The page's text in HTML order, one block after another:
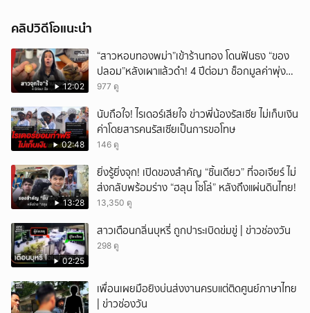
คลิปวิดีโอแนะนำ
12:02
“สาวหอบทองพม่า”เข้าร้านทอง โดนฟันธง “ของ
ปลอม”หลังเผาแล้วดำ! 4 ปีต่อมา ช็อกมูลค่าพุ่ง
มหาศาล!
977 ดู
02:48
นับถือใจ! ไรเดอร์เสียใจ ข่าวพี่น้องรัสเซีย ไม่เก็บเงิน
ค่าโดยสารคนรัสเซียเป็นการขอโทษ
146 ดู
13:28
ยิ่งรู้ยิ่งจุก! เปิดของสำคัญ “ชิ้นเดียว” ที่จอเจียร์ ไม่
ส่งกลับพร้อมร่าง “ฮลุน โซโล่” หลังถึงแผ่นดินไทย!
13,350 ดู
02:25
สาวเตือนกลิ่นบุหรี่ ถูกปาระเบิดข่มขู่ | ข่าวช่องวัน
298 ดู
เพื่อนเผยมือยิงบ่นส่งงานครบแต่ติดศูนย์ภาษาไทย
| ข่าวช่องวัน